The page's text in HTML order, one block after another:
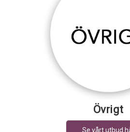
Övrigt